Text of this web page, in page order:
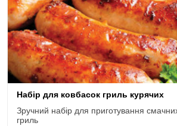
Набір для ковбасок гриль курячих
Зручний набір для приготування
гриль